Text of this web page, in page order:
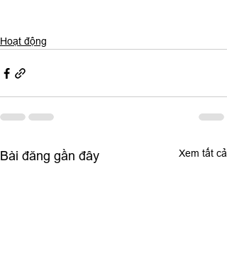
Hoạt động
Bài đăng gần đây Xem tất cả